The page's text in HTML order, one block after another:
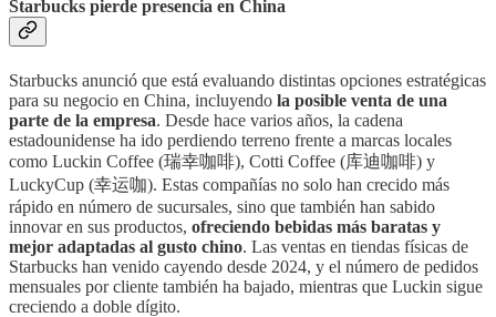
Starbucks pierde presencia en China
Starbucks anunció que está evaluando distintas opciones estratégicas
para su negocio en China, incluyendo la posible venta de una
parte de la empresa. Desde hace varios años, la cadena
estadounidense ha ido perdiendo terreno frente a marcas locales
como Luckin Coffee (瑞幸咖啡), Cotti Coffee (库迪咖啡) y
LuckyCup (幸运咖). Estas compañías no solo han crecido más
rápido en número de sucursales, sino que también han sabido
innovar en sus productos, ofreciendo bebidas más baratas y
mejor adaptadas al gusto chino. Las ventas en tiendas físicas de
Starbucks han venido cayendo desde 2024, y el número de pedidos
mensuales por cliente también ha bajado, mientras que Luckin sigue
creciendo a doble dígito.